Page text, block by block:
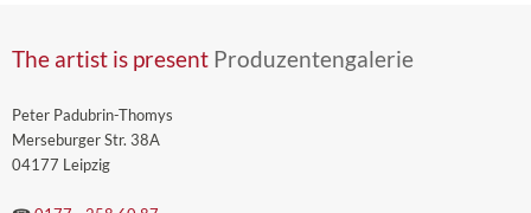
The artist is present Produzentengalerie
Peter Padubrin-Thomys
Merseburger Str. 38A
04177 Leipzig